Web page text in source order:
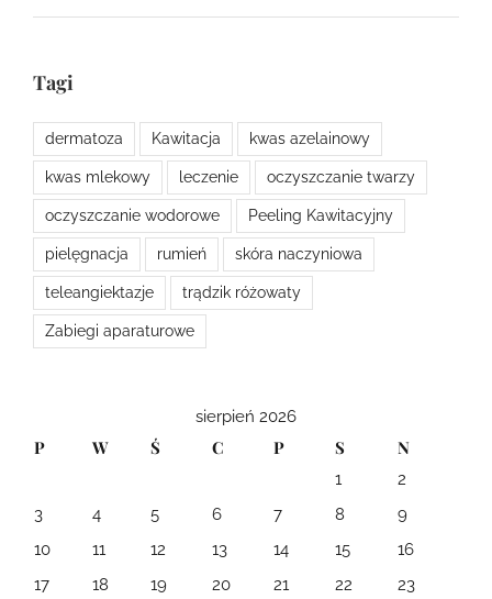
Tagi
dermatoza Kawitacja kwas azelainowy
kwas mlekowy leczenie oczyszczanie twarzy
oczyszczanie wodorowe Peeling Kawitacyjny
pielęgnacja rumień skóra naczyniowa
teleangiektazje trądzik różowaty
Zabiegi aparaturowe
sierpień 2026
P W Ś C P S N
1
2
3
4 5 6 7 8
9
10
11 12 13 14 15
16
17
18 19 20 21 22
23